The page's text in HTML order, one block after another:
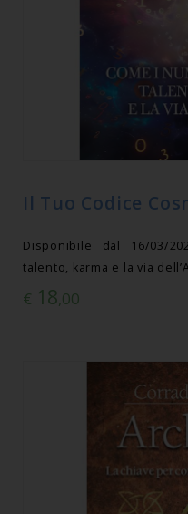
Il Tuo Codice
Disponibile dal 16/03/
talento, karma e la via
€ 18,00